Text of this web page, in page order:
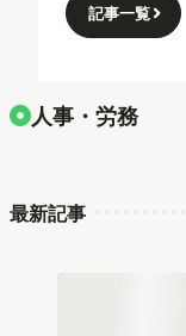
記事一覧
人事・労務
最新記事